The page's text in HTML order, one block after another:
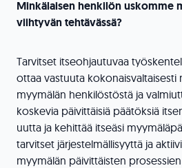
Minkälaisen henkilön uskomme
viihtyvän tehtävässä?
Tarvitset itseohjautuvaa
ottaa vastuuta kokonaisvaltaisesti
myymälän henkilöstöstä ja
koskevia päivittäisiä päätöksiä
uutta ja kehittää itseäsi
tarvitset järjestelmällisyyttä ja
myymälän päivittäisten